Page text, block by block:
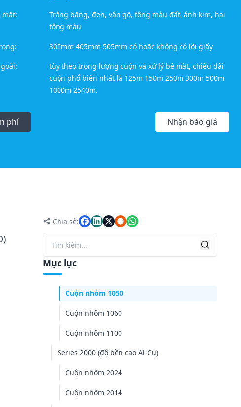
mặt:
Trắng băng, đen, vân gỗ, tông màu đất, ánh kim, hai
tông màu
305mm 405mm 505mm có hoặc không có lõi giấy
tùy theo trọng lượng cuộn và xử lý bề mặt, chiều dài
cuộn phổ biến nhất là 125m 150m 250m 300m 500m
1000m 2540m.
phí Nhận báo giá
Chia sẻ:
Tìm kiếm
Mục lục
Theo độ dày
Theo chiều rộng
Series 1000 (nhôm nguyên chất)
Cuộn nhôm 1050
Cuộn nhôm 1060
Cuộn nhôm 1100
Series 2000 (độ bền cao Al-Cu)
Cuộn nhôm 2024
Cuộn nhôm 2014